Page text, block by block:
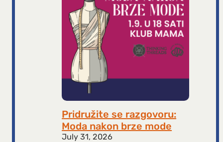
Pridružite se razgovoru:
Moda nakon brze mode
July 31, 2026